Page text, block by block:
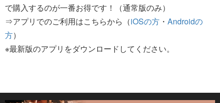
で購入するのが一番お得です！（通常版のみ）
⇒アプリでのご利用はこちらから（iOSの方 ・ Androidの
方）
※最新版のアプリをダウンロードしてください。